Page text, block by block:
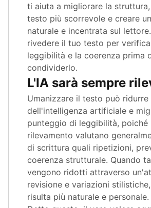
ti aiuta a migliorare la
testo più scorrevole e creare
naturale e incentrata sul
rivedere il tuo testo per
leggibilità e la coerenza prima
condividerlo.
L'IA sarà sempre
Umanizzare il testo può ridurre
dell'intelligenza artificiale e
punteggio di leggibilità, poiché
rilevamento valutano
di scrittura quali ripetizioni,
coerenza strutturale. Quando
vengono ridotti attraverso
revisione e variazioni
risulta più naturale e personale.